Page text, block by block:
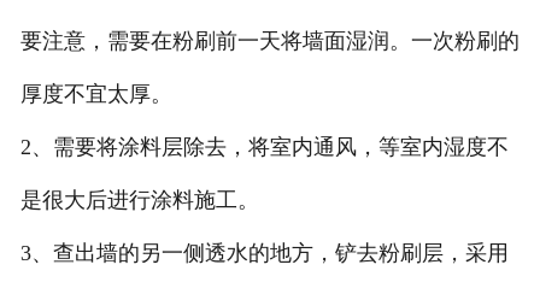
要注意，需要在粉刷前一天将墙面湿润。一次粉刷的
厚度不宜太厚。
2、需要将涂料层除去，将室内通风，等室内湿度不
是很大后进行涂料施工。
3、查出墙的另一侧透水的地方，铲去粉刷层，采用